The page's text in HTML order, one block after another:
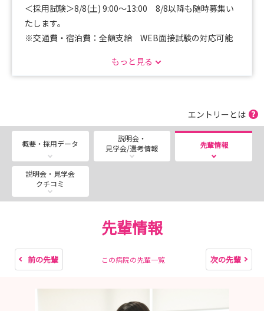
＜採用試験＞8/8(土) 9:00～13:00 8/8以降も随時募集い
たします。
※交通費・宿泊費：全額支給 WEB面接試験の対応可能
＜インターンシップ＞平日14：00～16：30 土曜日9：
30～12：00
※採用試験の日程が合わない等、ご質問等ございましたら
お気軽にご相談ください。
ご参加お待ちしています。
もっと見る
エントリーとは
概要・採用データ
説明会・
見学会/選考情報
先輩情報
説明会・見学会
クチコミ
先輩情報
前の先輩 この病院の先輩一覧 次の先輩